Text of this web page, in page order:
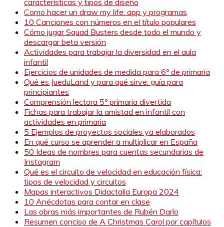
Como hacer un draw my life: app y programas
10 Canciones con números en el título populares
Cómo jugar Squad Busters desde todo el mundo y
descargar beta versión
Actividades para trabajar la diversidad en el aula
infantil
Ejercicios de unidades de medida para 6º de primaria
Qué es JueduLand y para qué sirve: guía para
principiantes
Comprensión lectora 5º primaria divertida
Fichas para trabajar la amistad en infantil con
actividades en primaria
5 Ejemplos de proyectos sociales ya elaborados
En qué curso se aprender a multiplicar en España
50 Ideas de nombres para cuentas secundarias de
Instagram
Qué es el circuito de velocidad en educación física:
tipos de velocidad y circuitos
Mapas interactivos Didactalia Europa 2024
10 Anécdotas para contar en clase
Las obras más importantes de Rubén Darío
Resumen conciso de A Christmas Carol por capítulos